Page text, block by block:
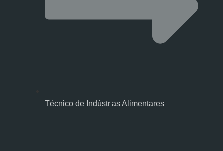
Técnico de Indústrias Alimentares